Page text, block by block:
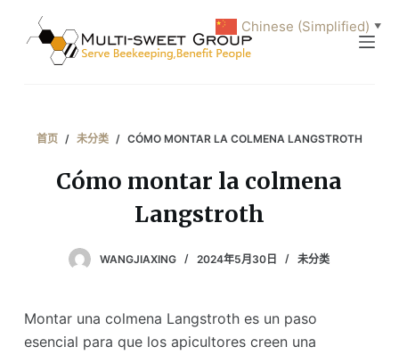
过
首页 / 未分类 / CÓMO MONTAR LA COLMENA LANGSTROTH
Cómo montar la colmena
Langstroth
WANGJIAXING 2024年5月30日 未分类
Montar una colmena Langstroth es un paso
esencial para que los apicultores creen una
Chinese (Simplified) ▼